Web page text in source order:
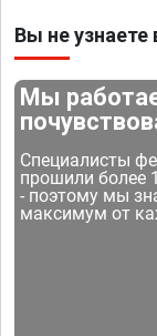
Вы не
Мы
Специалисты
прошили более
- поэтому мы
максимум от